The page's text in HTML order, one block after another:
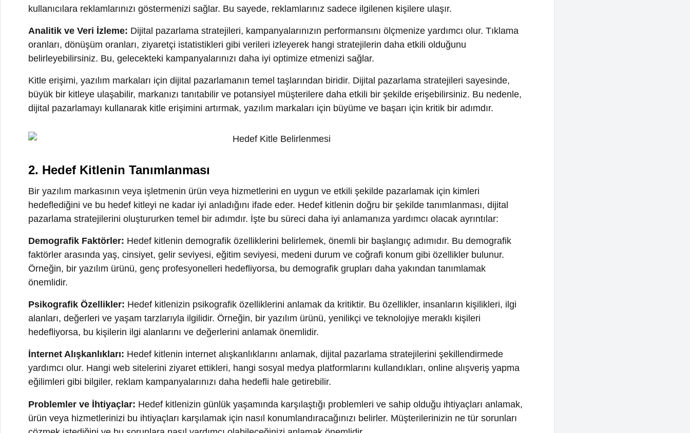
belirleyebilirsiniz. Bu, gelecekteki kampanyalarınızı daha iyi optimize etmenizi sağlar.
Kitle erişimi, yazılım markaları için dijital pazarlamanın temel taşlarından biridir. Dijital pazarlama stratejileri sayesinde,
büyük bir kitleye ulaşabilir, markanızı tanıtabilir ve potansiyel müşterilere daha etkili bir şekilde erişebilirsiniz. Bu nedenle,
dijital pazarlamayı kullanarak kitle erişimini artırmak, yazılım markaları için büyüme ve başarı için kritik bir adımdır.
2. Hedef Kitlenin Tanımlanması
hedeflediğini ve bu hedef kitleyi ne kadar iyi anladığını ifade eder. Hedef kitlenin doğru bir şekilde tanımlanması, dijital
Demografik Faktörler:Hedef kitlenin demografik özelliklerini belirlemek, önemli bir başlangıç adımıdır. Bu demografik
faktörler arasında yaş, cinsiyet, gelir seviyesi, eğitim seviyesi, medeni durum ve coğrafi konum gibi özellikler bulunur.
Örneğin, bir yazılım ürünü, genç profesyonelleri hedefliyorsa, bu demografik grupları daha yakından tanımlamak
önemlidir.
alanları, değerleri ve yaşam tarzlarıyla ilgilidir. Örneğin, bir yazılım ürünü, yenilikçi ve teknolojiye meraklı kişileri
hedefliyorsa, bu kişilerin ilgi alanlarını ve değerlerini anlamak önemlidir.
İnternet Alışkanlıkları:
eğilimleri gibi bilgiler, reklam kampanyalarınızı daha hedefli hale getirebilir.
Problemler ve İhtiyaçlar: Hedef kitlenizin günlük yaşamında karşılaştığı problemleri ve sahip olduğu ihtiyaçları anlamak,
ürün veya hizmetlerinizi bu ihtiyaçları karşılamak için nasıl konumlandıracağınızı belirler. Müşterilerinizin ne tür sorunları
çözmek istediğini ve bu sorunlara nasıl yardımcı olabileceğinizi anlamak önemlidir.
Rekabet Analizi:Rakip yazılım markalarının hedef kitlesi ve stratejilerini incelemek, kendi hedef kitlenizi daha iyi
anlamanıza yardımcı olabilir. Bu analiz, rakiplerin hangi müşteri segmentlerine odaklandığını ve bu segmentlerde nasıl
başarılı olduklarını gösterir.
Müşteri Geri Bildirimi:Müşterilerinizle iletişim kurarak geri bildirim almak ve ihtiyaçlarını daha iyi anlamak önemlidir.
Anketler, müşteri görüşmeleri ve sosyal medya geri bildirimleri, müşteri perspektifini daha iyi anlamanıza yardımcı olabilir.